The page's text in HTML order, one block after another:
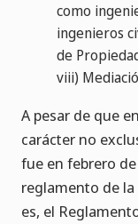
como
ingenieros
de
viii)
A pesar de que
carácter no
fue en febrero
reglamento de
es, el